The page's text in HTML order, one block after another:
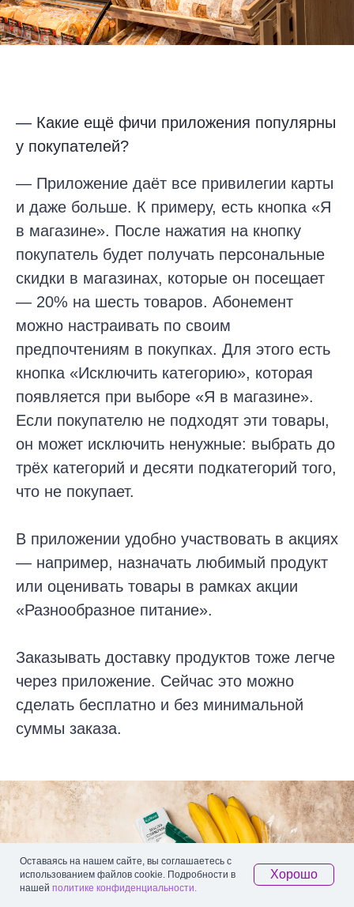
Оставаясь на нашем сайте, вы соглашаетесь с
использованием файлов cookie. Подробности в
нашей политике конфиденциальности.
Хорошо
— Какие ещё фичи приложения популярны
у покупателей?
— Приложение даёт все привилегии карты
и даже больше. К примеру, есть кнопка «Я
в магазине». После нажатия на кнопку
покупатель будет получать персональные
скидки в магазинах, которые он посещает
— 20% на шесть товаров. Абонемент
можно настраивать по своим
предпочтениям в покупках. Для этого есть
кнопка «Исключить категорию», которая
появляется при выборе «Я в магазине».
Если покупателю не подходят эти товары,
он может исключить ненужные: выбрать до
трёх категорий и десяти подкатегорий того,
что не покупает.
В приложении удобно участвовать в акциях
— например, назначать любимый продукт
или оценивать товары в рамках акции
«Разнообразное питание».
Заказывать доставку продуктов тоже легче
через приложение. Сейчас это можно
сделать бесплатно и без минимальной
суммы заказа.